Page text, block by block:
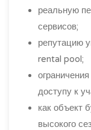
реальную
сервисов;
репутацию
rental pool;
доступу к
как объект
высокого